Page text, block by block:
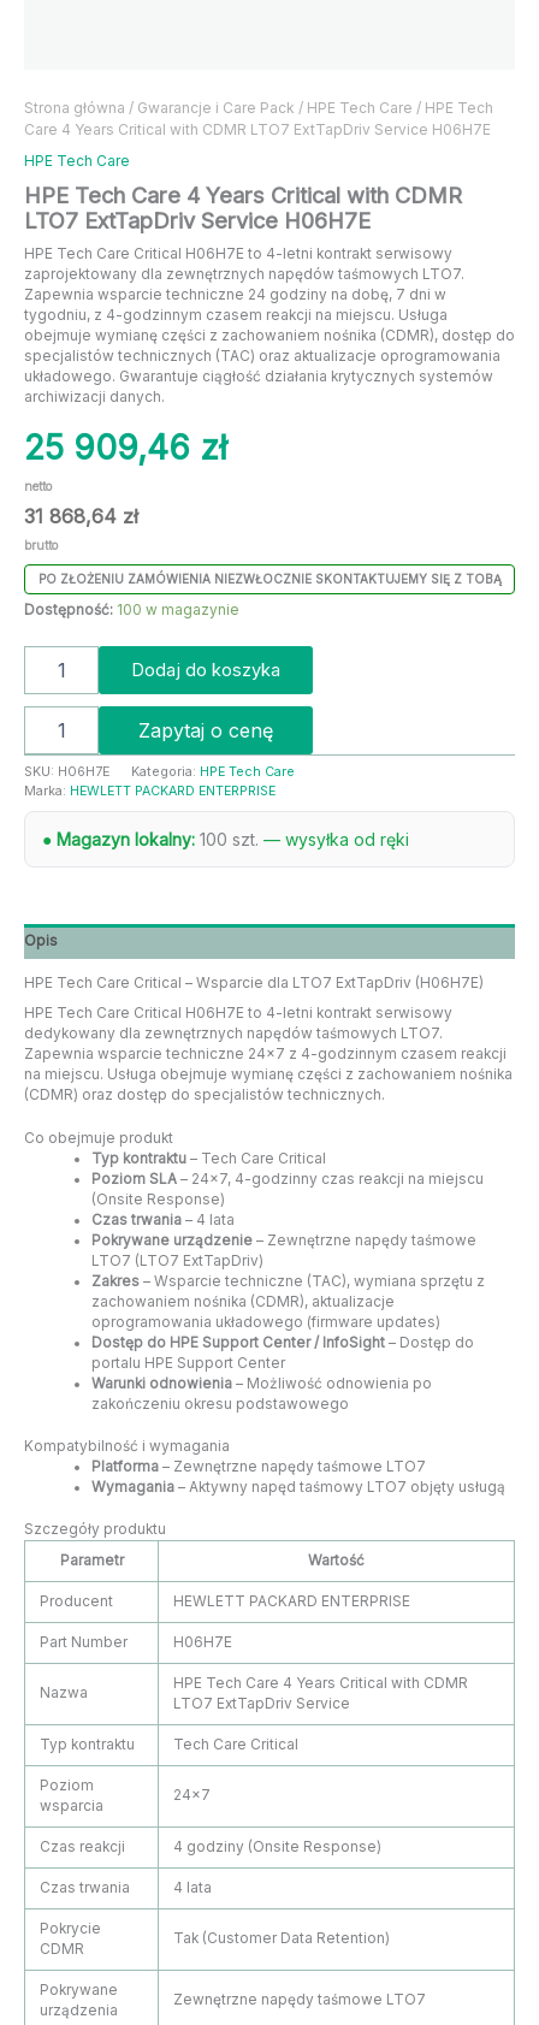
Strona główna / Gwarancje i Care Pack / HPE Tech Care / HPE Tech
Care 4 Years Critical with CDMR LTO7 ExtTapDriv Service H06H7E
HPE Tech Care
HPE Tech Care 4 Years Critical with CDMR
LTO7 ExtTapDriv Service H06H7E
HPE Tech Care Critical H06H7E to 4-letni kontrakt serwisowy
zaprojektowany dla zewnętrznych napędów taśmowych LTO7.
Zapewnia wsparcie techniczne 24 godziny na dobę, 7 dni w
tygodniu, z 4-godzinnym czasem reakcji na miejscu. Usługa
obejmuje wymianę części z zachowaniem nośnika (CDMR), dostęp do
specjalistów technicznych (TAC) oraz aktualizacje oprogramowania
układowego. Gwarantuje ciągłość działania krytycznych systemów
archiwizacji danych.
25 909,46 zł
netto
31 868,64 zł
brutto
PO ZŁOŻENIU ZAMÓWIENIA NIEZWŁOCZNIE SKONTAKTUJEMY SIĘ Z TOBĄ
Dostępność: 100 w magazynie
Dodaj do koszyka
Zapytaj o cenę
SKU: H06H7E Kategoria: HPE Tech Care
Marka: HEWLETT PACKARD ENTERPRISE
● Magazyn lokalny: 100 szt. — wysyłka od ręki
Opis
HPE Tech Care Critical – Wsparcie dla LTO7 ExtTapDriv (H06H7E)
HPE Tech Care Critical H06H7E to 4-letni kontrakt serwisowy
dedykowany dla zewnętrznych napędów taśmowych LTO7.
Zapewnia wsparcie techniczne 24×7 z 4-godzinnym czasem reakcji
na miejscu. Usługa obejmuje wymianę części z zachowaniem nośnika
(CDMR) oraz dostęp do specjalistów technicznych.
Co obejmuje produkt
Typ kontraktu– Tech Care Critical
Poziom SLA– 24×7, 4-godzinny czas reakcji na miejscu
(Onsite Response)
Czas trwania– 4 lata
Pokrywane urządzenie– Zewnętrzne napędy taśmowe
LTO7 (LTO7 ExtTapDriv)
Zakres– Wsparcie techniczne (TAC), wymiana sprzętu z
zachowaniem nośnika (CDMR), aktualizacje
oprogramowania układowego (firmware updates)
Dostęp do HPE Support Center / InfoSight– Dostęp do
portalu HPE Support Center
Warunki odnowienia– Możliwość odnowienia po
zakończeniu okresu podstawowego
Kompatybilność i wymagania
Platforma– Zewnętrzne napędy taśmowe LTO7
Wymagania– Aktywny napęd taśmowy LTO7 objęty usługą
Szczegóły produktu
Parametr
Wartość
Producent HEWLETT PACKARD ENTERPRISE
Part Number H06H7E
Nazwa
HPE Tech Care 4 Years Critical with CDMR
LTO7 ExtTapDriv Service
Typ kontraktu Tech Care Critical
Poziom
wsparcia
24×7
Czas reakcji 4 godziny (Onsite Response)
Czas trwania 4 lata
Pokrycie
CDMR
Tak (Customer Data Retention)
Pokrywane
urządzenia
Zewnętrzne napędy taśmowe LTO7